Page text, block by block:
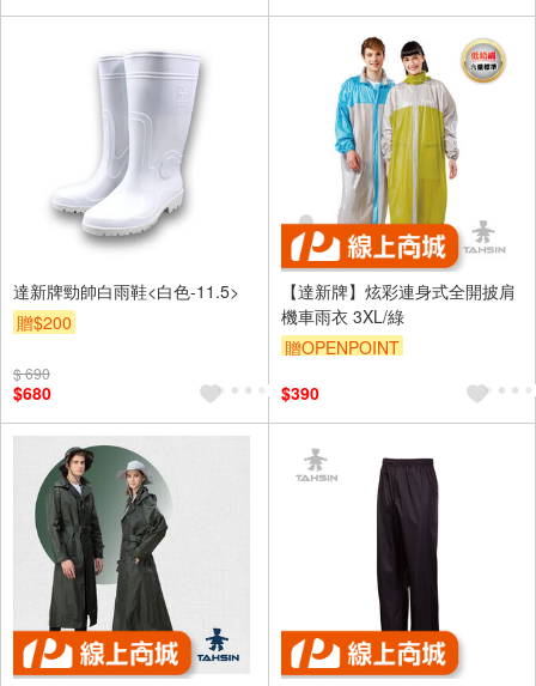
達新牌勁帥白雨鞋<白色-11.5>
贈$200
$ 690
$680
【達新牌】炫彩連身式全開披肩
機車雨衣 3XL/綠
贈OPENPOINT
$390